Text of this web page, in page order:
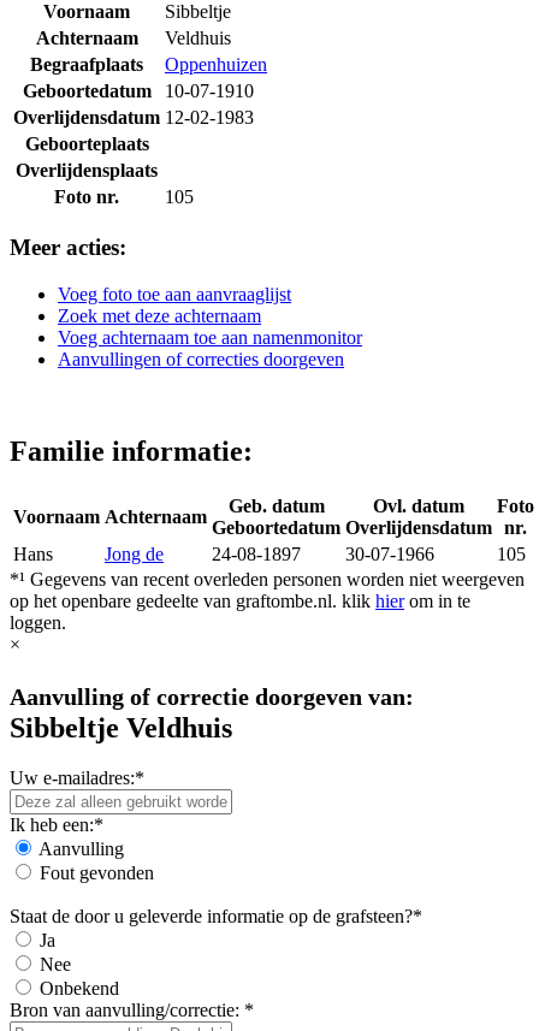
Voornaam
Sibbeltje
Achternaam
Veldhuis
Begraafplaats
Oppenhuizen
Geboortedatum
10-07-1910
Overlijdensdatum 12-02-1983
Geboorteplaats
Overlijdensplaats
Foto nr.
105
Meer acties:
Voeg foto toe aan aanvraaglijst
Zoek met deze achternaam
Voeg achternaam toe aan namenmonitor
Aanvullingen of correcties doorgeven
Familie informatie:
Voornaam Achternaam
Geb. datum
Geboortedatum
Ovl. datum
Overlijdensdatum
Foto
nr.
Hans
Jong de 24-08-1897 30-07-1966
105
*¹ Gegevens van recent overleden personen worden niet weergeven
op het openbare gedeelte van graftombe.nl. klik hierom in te
loggen.
×
Aanvulling of correctie doorgeven van:
Sibbeltje Veldhuis
Uw e-mailadres:*
Ik heb een:*
Aanvulling
Fout gevonden
Staat de door u geleverde informatie op de grafsteen?*
Ja
Nee
Onbekend
Bron van aanvulling/correctie: *